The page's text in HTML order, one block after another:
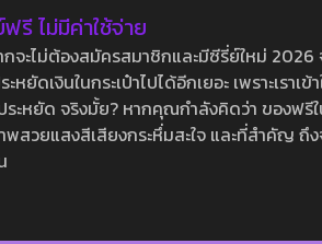
รี ไม่มีค่าใช้จ่าย
จะไม่ต้องสมัครสมาชิกและมีซีรี่ย์ใหม่
ะหยัดเงินในกระเป๋าไปได้อีกเยอะ เพราะเร
ระหยัด จริงมั้ย? หากคุณกำลังคิดว่า ของฟ
พสวยแสงสีเสียงกระหึ่มสะใจ และที่สำคัญ